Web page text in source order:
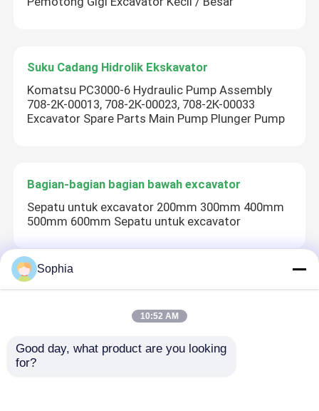
Suku Cadang Hidrolik Ekskavator
Komatsu PC3000-6 Hydraulic Pump Assembly
708-2К-00013, 708-2К-00023, 708-2К-00033
Excavator Spare Parts Main Pump Plunger Pump
Bagian-bagian bagian bawah excavator
Sepatu untuk excavator 200mm 300mm 400mm
500mm 600mm Sepatu untuk excavator
Mesin Excavator
suku cadang mesin HINO J05 Mesin Excavator
J05 Mesin Diesel Perhimpunan digunakan untuk
Sophia
10:52 AM
Good day, what product are you looking
for?